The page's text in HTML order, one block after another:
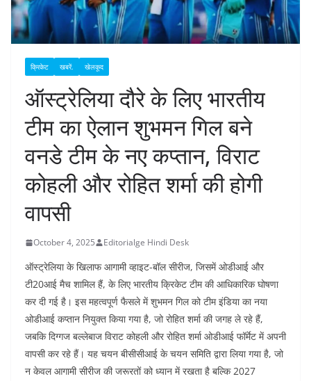
क्रिकेट खबरें. खेलकूद
ऑस्ट्रेलिया दौरे के लिए भारतीय
टीम का ऐलान शुभमन गिल बने
वनडे टीम के नए कप्तान, विराट
कोहली और रोहित शर्मा की होगी
वापसी
October 4, 2025 Editorialge Hindi Desk
ऑस्ट्रेलिया के खिलाफ आगामी व्हाइट-बॉल सीरीज, जिसमें ओडीआई और
टी20आई मैच शामिल हैं, के लिए भारतीय क्रिकेट टीम की आधिकारिक घोषणा
कर दी गई है। इस महत्वपूर्ण फैसले में शुभमन गिल को टीम इंडिया का नया
ओडीआई कप्तान नियुक्त किया गया है, जो रोहित शर्मा की जगह ले रहे हैं,
जबकि दिग्गज बल्लेबाज विराट कोहली और रोहित शर्मा ओडीआई फॉर्मेट में अपनी
वापसी कर रहे हैं। यह चयन बीसीसीआई के चयन समिति द्वारा लिया गया है, जो
न केवल आगामी सीरीज की जरूरतों को ध्यान में रखता है बल्कि 2027